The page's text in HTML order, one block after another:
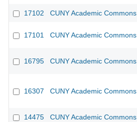
17102 CUNY Academic Commons
17101 CUNY Academic Commons
16795 CUNY Academic Commons
16307 CUNY Academic Commons
14475 CUNY Academic Commons